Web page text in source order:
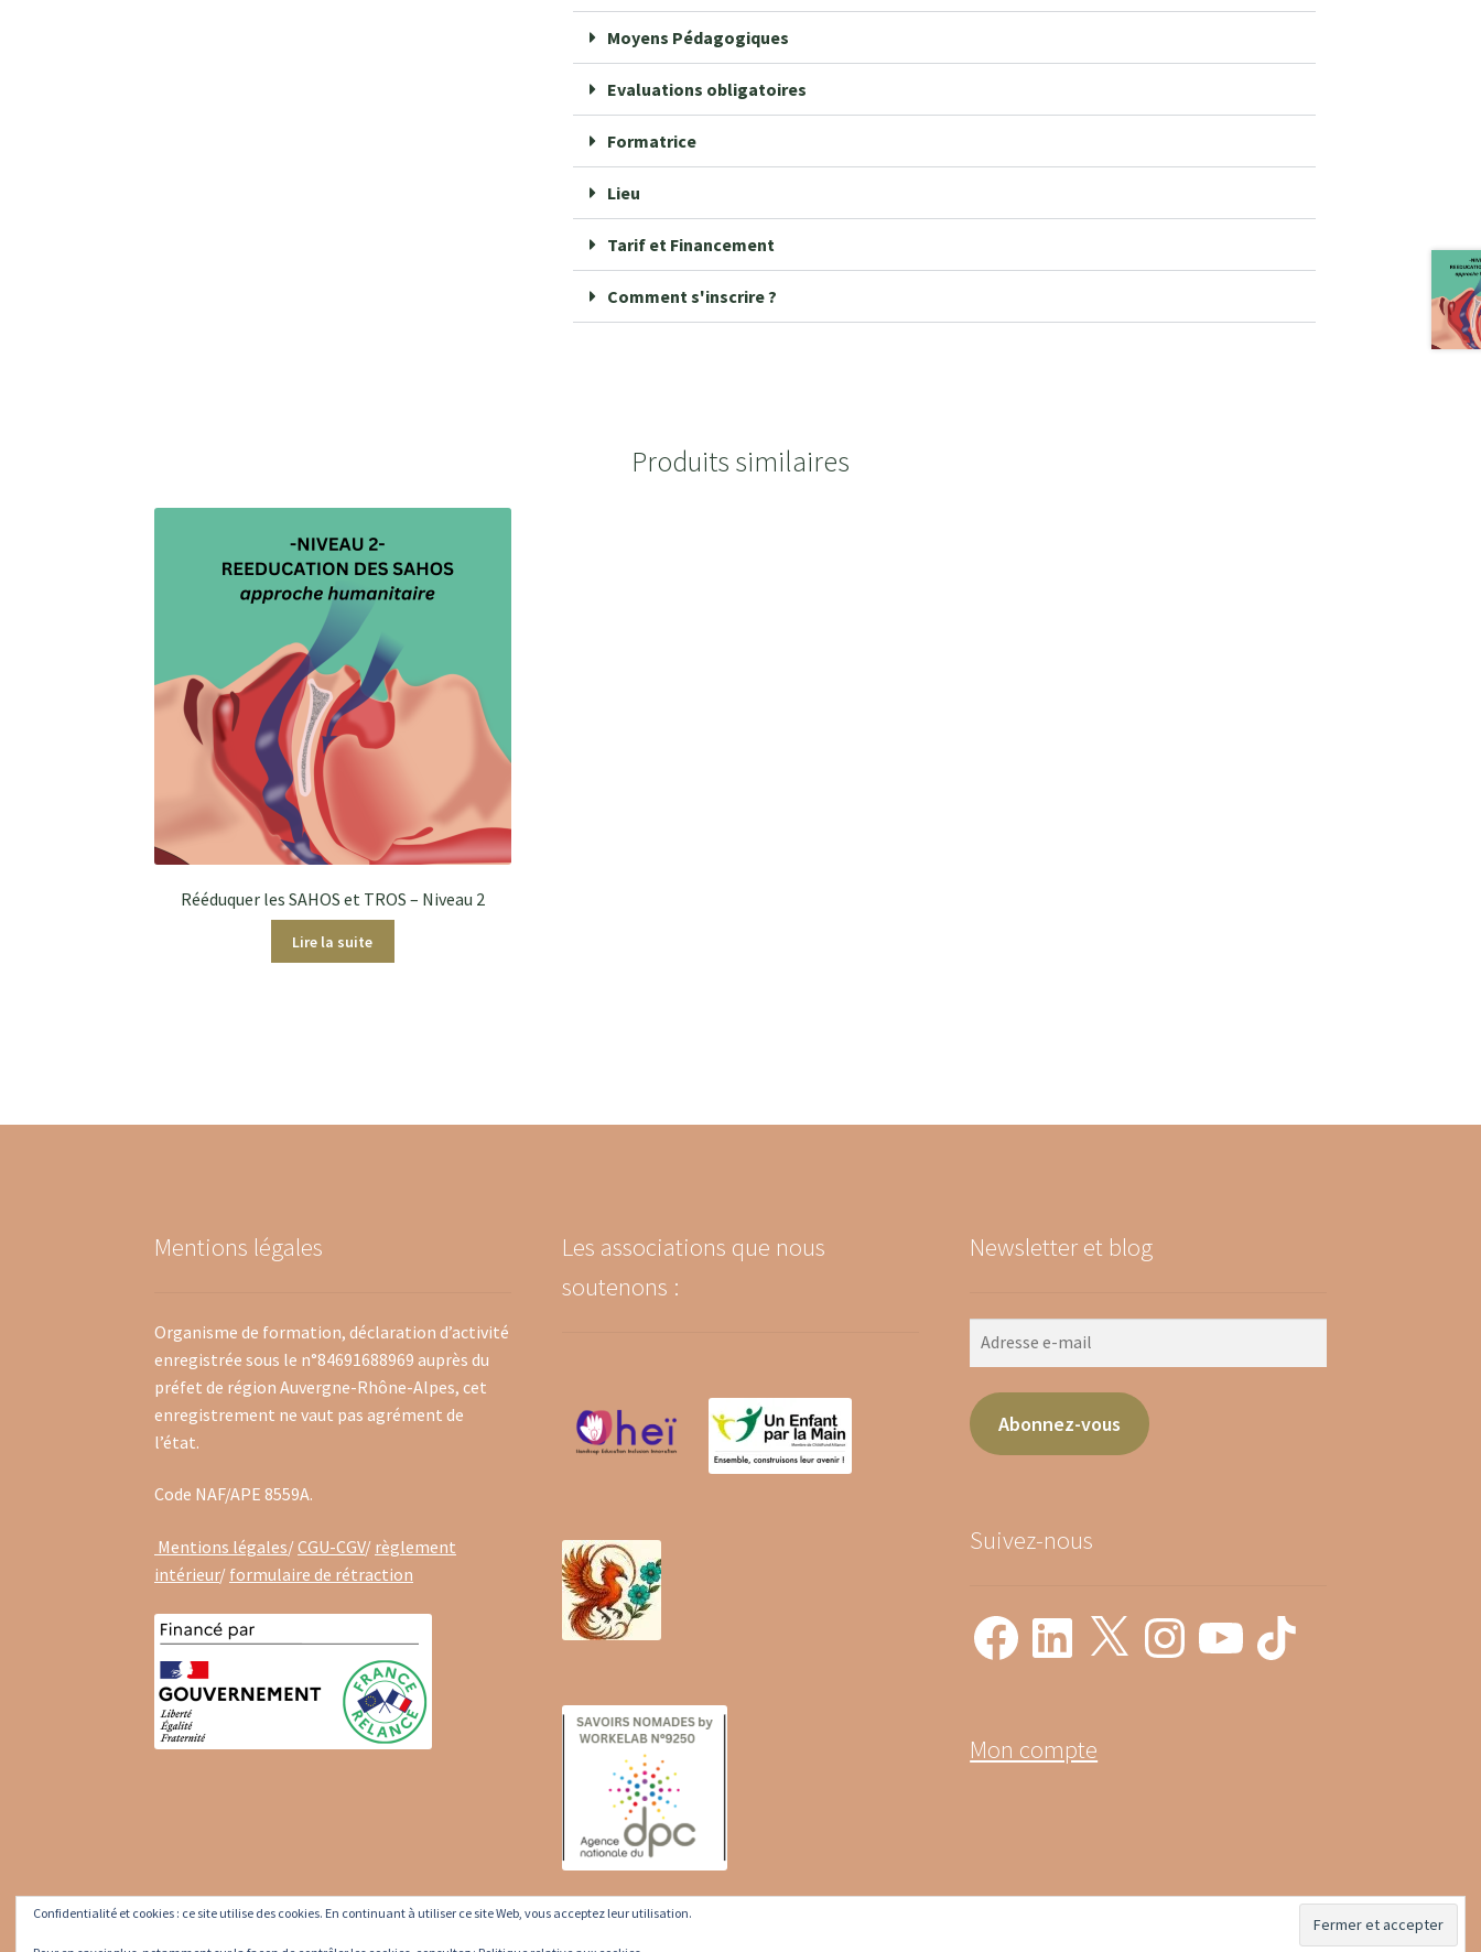
Confidentialité et cookies : ce site utilise des cookies. En continuant à utiliser ce site Web, vous acceptez leur utilisation.
Moyens Pédagogiques
Evaluations obligatoires
Formatrice
Lieu
Tarif et Financement
Comment s'inscrire ?
Produits similaires
Rééduquer les SAHOS et TROS – Niveau 2
Lire la suite
Mentions légales
Organisme de formation, déclaration d’activité
enregistrée sous le n°84691688969 auprès du
préfet de région Auvergne-Rhône-Alpes, cet
enregistrement ne vaut pas agrément de
l’état.
Code NAF/APE 8559A.
Mentions légales/CGU-CGV/ règlement
intérieur/ formulaire de rétraction
Les associations que nous
soutenons :
Newsletter et blog
Abonnez-vous
Suivez-nous
Mon compte